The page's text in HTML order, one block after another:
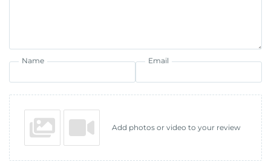
Name Email
Add photos or video to your review